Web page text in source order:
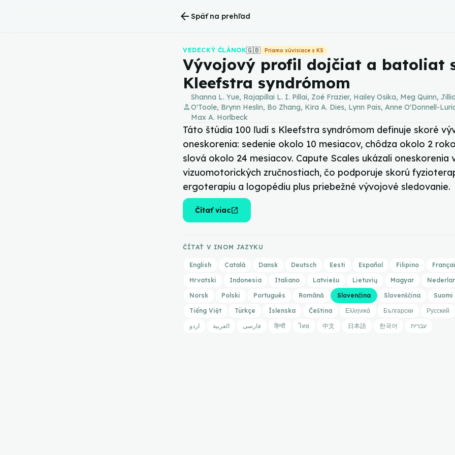
arrow_back Späť na prehľad
VEDECKÝ ČLÁNOK🇬🇧 Priamo súvisiace s KS
Vývojový profil dojčiat a batoliat
Kleefstra syndrómom
person
Shanna L. Yue, Rajapillai L. I. Pillai, Zoë Frazier, Hailey Osika, Meg Quinn,
O'Toole, Brynn Heslin, Bo Zhang, Kira A. Dies, Lynn Pais, Anne O'Donnell-
Max A. Horlbeck
Táto štúdia 100 ľudí s Kleefstra syndrómom definuje skoré
oneskorenia: sedenie okolo 10 mesiacov, chôdza okolo 2
slová okolo 24 mesiacov. Capute Scales ukázali oneskorenia
vizuomotorických zručnostiach, čo podporuje skorú
ergoterapiu a logopédiu plus priebežné vývojové sledovanie.
Čítať viacopen_in_new
ČÍTAŤ V INOM JAZYKU
English Català Dansk Deutsch Eesti Español Filipino
Hrvatski
Indonesia Italiano Latviešu Lietuvių Magyar
Norsk
Polski Português Română Slovenčina Slovenščina Suomi
Tiếng Việt
Türkçe Íslenska Čeština Ελληνικά Български Русский
اردو
العربية فارسی हिन्दी ไทย 中文 日本語 한국어 עברית